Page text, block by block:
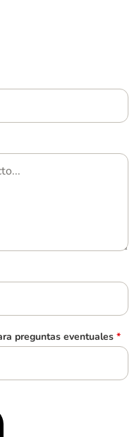
preguntas eventuales *